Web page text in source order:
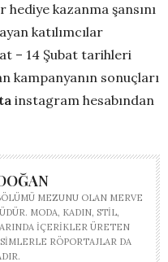
kazanma şansını
katılımcılar
– 14 Şubat tarihleri
kampanyanın sonuçları
instagram hesabından
MEZUNU OLAN MERVE
MODA, KADIN, STIL,
IÇERIKLER ÜRETEN
RÖPORTAJLAR DA